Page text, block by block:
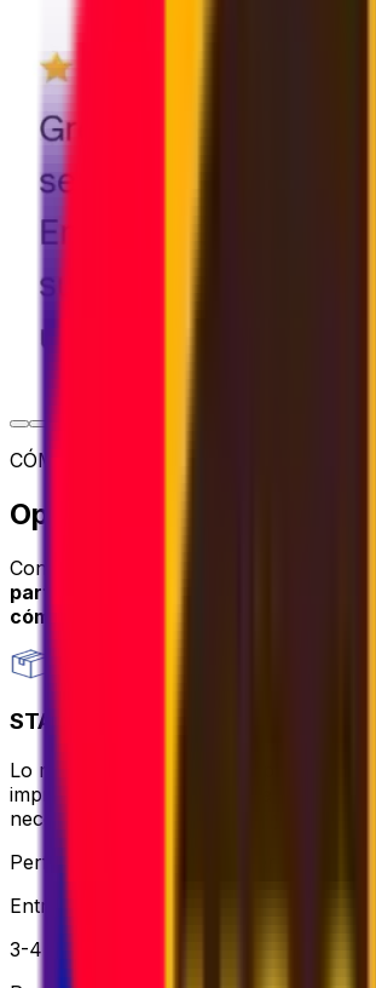
CÓMO ENVIAR
Opciones de envío de
Con Eurosender, puedes
enviar
parte del mundo
a través de servicios
cómodos y seguros
STANDARD
Lo más asequible y sin complicaciones:
imprimirá y traerá la etiqueta por ti,
necesitas hacer es empacar y relajarte.
Perfecto si quieres mantenerlo simple
Entrega
3-4 días hábiles